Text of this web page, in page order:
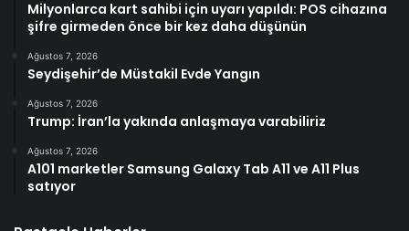
Milyonlarca kart sahibi için uyarı yapıldı: POS cihazına
şifre girmeden önce bir kez daha düşünün
Ağustos 7, 2026
Seydişehir’de Müstakil Evde Yangın
Ağustos 7, 2026
Trump: İran’la yakında anlaşmaya varabiliriz
Ağustos 7, 2026
A101 marketler Samsung Galaxy Tab A11 ve A11 Plus
satıyor